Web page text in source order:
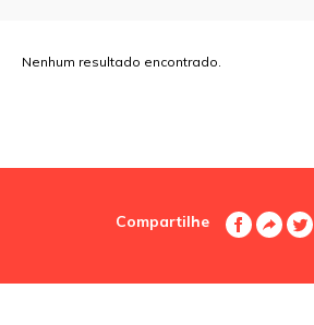
Nenhum resultado encontrado.
Compartilhe